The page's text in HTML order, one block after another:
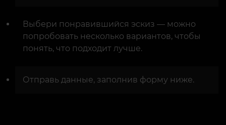
Выбери понравившийся эскиз — можно
попробовать несколько вариантов, чтобы
понять, что подходит лучше.
Отправь данные, заполнив форму ниже.